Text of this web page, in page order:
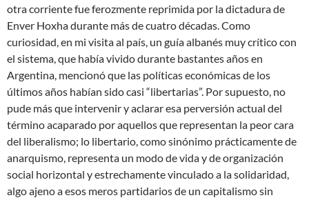
otra corriente fue ferozmente reprimida por la dictadura de
Enver Hoxha durante más de cuatro décadas. Como
curiosidad, en mi visita al país, un guía albanés muy crítico con
el sistema, que había vivido durante bastantes años en
Argentina, mencionó que las políticas económicas de los
últimos años habían sido casi “libertarias”. Por supuesto, no
pude más que intervenir y aclarar esa perversión actual del
término acaparado por aquellos que representan la peor cara
del liberalismo; lo libertario, como sinónimo prácticamente de
anarquismo, representa un modo de vida y de organización
social horizontal y estrechamente vinculado a la solidaridad,
algo ajeno a esos meros partidarios de un capitalismo sin